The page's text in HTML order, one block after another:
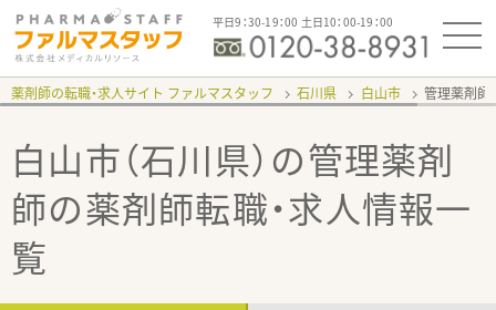
平日9：30-19：00 土日10：00-19：00
薬剤師の転職・求人サイト ファルマスタッフ 石川県 白山市 管理薬剤師
白山市（石川県）の管理薬剤
師の薬剤師転職・求人情報一
覧